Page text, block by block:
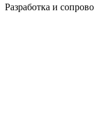
Разработка и